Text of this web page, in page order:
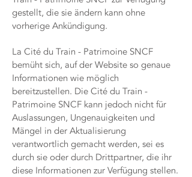
gestellt, die sie ändern kann ohne
vorherige Ankündigung.
La Cité du Train - Patrimoine SNCF
bemüht sich, auf der Website so genaue
Informationen wie möglich
bereitzustellen. Die Cité du Train -
Patrimoine SNCF kann jedoch nicht für
Auslassungen, Ungenauigkeiten und
Mängel in der Aktualisierung
verantwortlich gemacht werden, sei es
durch sie oder durch Drittpartner, die ihr
diese Informationen zur Verfügung stellen.